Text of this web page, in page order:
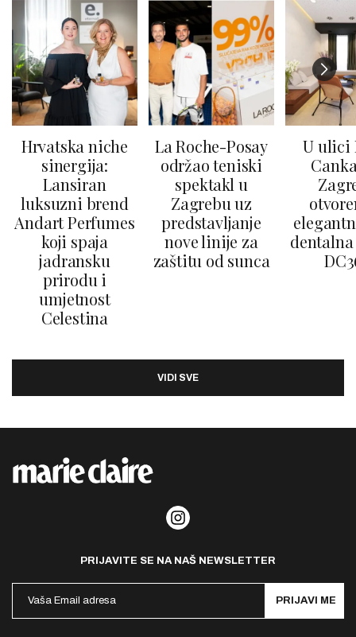
Hrvatska niche
sinergija:
Lansiran
luksuzni brend
Andart Perfumes
koji spaja
jadransku
prirodu i
umjetnost
Celestina
La Roche-Posay
održao teniski
spektakl u
Zagrebu uz
predstavljanje
nove linije za
zaštitu od sunca
U ulici
VIDI SVE
PRIJAVITE SE NA NAŠ NEWSLETTER
PRIJAVI ME